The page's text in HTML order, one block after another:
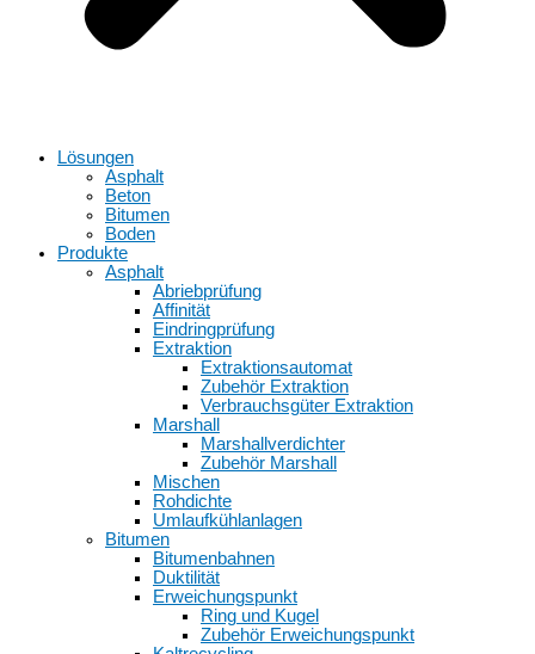
Lösungen
Asphalt
Beton
Bitumen
Boden
Produkte
Asphalt
Abriebprüfung
Affinität
Eindringprüfung
Extraktion
Extraktionsautomat
Zubehör Extraktion
Verbrauchsgüter Extraktion
Marshall
Marshallverdichter
Zubehör Marshall
Mischen
Rohdichte
Umlaufkühlanlagen
Bitumen
Bitumenbahnen
Duktilität
Erweichungspunkt
Ring und Kugel
Zubehör Erweichungspunkt